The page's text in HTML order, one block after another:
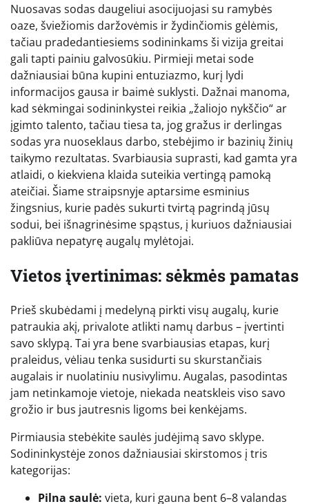
Nuosavas sodas daugeliui asocijuojasi su ramybės
oaze, šviežiomis daržovėmis ir žydinčiomis gėlėmis,
tačiau pradedantiesiems sodininkams ši vizija greitai
gali tapti painiu galvosūkiu. Pirmieji metai sode
dažniausiai būna kupini entuziazmo, kurį lydi
informacijos gausa ir baimė suklysti. Dažnai manoma,
kad sėkmingai sodininkystei reikia „žaliojo nykščio“ ar
įgimto talento, tačiau tiesa ta, jog gražus ir derlingas
sodas yra nuoseklaus darbo, stebėjimo ir bazinių žinių
taikymo rezultatas. Svarbiausia suprasti, kad gamta yra
atlaidi, o kiekviena klaida suteikia vertingą pamoką
ateičiai. Šiame straipsnyje aptarsime esminius
žingsnius, kurie padės sukurti tvirtą pagrindą jūsų
sodui, bei išnagrinėsime spąstus, į kuriuos dažniausiai
pakliūva nepatyrę augalų mylėtojai.
Vietos įvertinimas: sėkmės pamatas
Prieš skubėdami į medelyną pirkti visų augalų, kurie
patraukia akį, privalote atlikti namų darbus – įvertinti
savo sklypą. Tai yra bene svarbiausias etapas, kurį
praleidus, vėliau tenka susidurti su skurstančiais
augalais ir nuolatiniu nusivylimu. Augalas, pasodintas
jam netinkamoje vietoje, niekada neatskleis viso savo
grožio ir bus jautresnis ligoms bei kenkėjams.
Pirmiausia stebėkite saulės judėjimą savo sklype.
Sodininkystėje zonos dažniausiai skirstomos į tris
kategorijas:
Pilna saulė: vieta, kuri gauna bent 6–8 valandas